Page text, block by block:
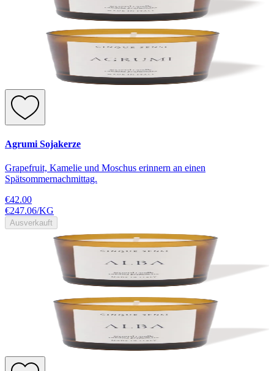
Agrumi Sojakerze
Grapefruit, Kamelie und Moschus erinnern an einen
Spätsommernachmittag.
€42.00
€247.06/KG
Ausverkauft